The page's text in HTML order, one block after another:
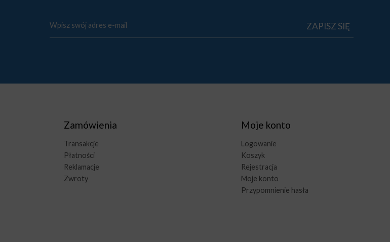
Zamówienia
Transakcje
Płatności
Reklamacje
Zwroty
Moje konto
Logowanie
Koszyk
Rejestracja
Moje konto
Przypomnienie hasła